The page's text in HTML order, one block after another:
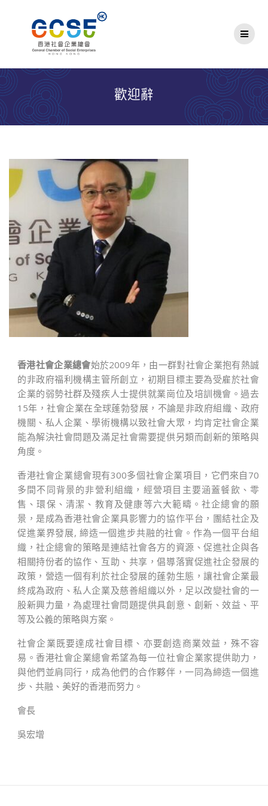
歡迎辭
香港社會企業總會始於2009年，由一群對社會企業抱有熱誠
的非政府福利機構主管所創立，初期目標主要為受雇於社會
企業的弱勢社群及殘疾人士提供就業崗位及培訓機會。過去
15年，社會企業在全球蓬勃發展，不論是非政府組織、政府
機關、私人企業、學術機構以致社會大眾，均肯定社會企業
能為解決社會問題及滿足社會需要提供另類而創新的策略與
角度。
香港社會企業總會現有300多個社會企業項目，它們來自70
多間不同背景的非營利組織，經營項目主要涵蓋餐飲、零
售、環保、清潔、教育及健康等六大範疇。社企總會的願
景，是成為香港社會企業具影響力的協作平台，團結社企及
促進業界發展, 締造一個進步共融的社會。作為一個平台組
織，社企總會的策略是連結社會各方的資源、促進社企與各
相關持份者的協作、互助、共享，倡導落實促進社企發展的
政策，營造一個有利於社企發展的蓬勃生態，讓社會企業最
終成為政府、私人企業及慈善組織以外，足以改變社會的一
股新興力量，為處理社會問題提供具創意、創新、效益、平
等及公義的策略與方案。
社會企業既要達成社會目標、亦要創造商業效益，殊不容
易。香港社會企業總會希望為每一位社會企業家提供助力，
與他們並肩同行，成為他們的合作夥伴，一同為締造一個進
步、共融、美好的香港而努力。
會長
吳宏增